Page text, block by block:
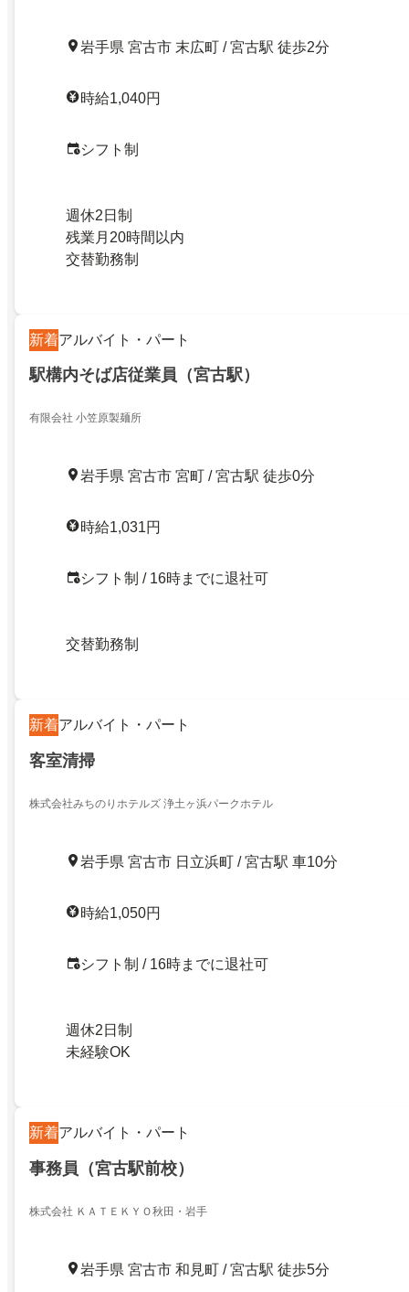
岩手県 宮古市 末広町 / 宮古駅 徒歩2分
時給1,040円
シフト制
週休2日制
残業月20時間以内
交替勤務制
新着アルバイト・パート
駅構内そば店従業員（宮古駅）
有限会社 小笠原製麺所
岩手県 宮古市 宮町 / 宮古駅 徒歩0分
時給1,031円
シフト制 / 16時までに退社可
交替勤務制
新着アルバイト・パート
客室清掃
株式会社みちのりホテルズ 浄土ヶ浜パークホテル
岩手県 宮古市 日立浜町 / 宮古駅 車10分
時給1,050円
シフト制 / 16時までに退社可
週休2日制
未経験OK
新着アルバイト・パート
事務員（宮古駅前校）
株式会社 ＫＡＴＥＫＹＯ秋田・岩手
岩手県 宮古市 和見町 / 宮古駅 徒歩5分